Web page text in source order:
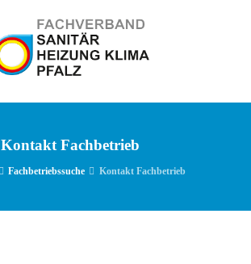
Kontakt Fachbetrieb
Fachbetriebssuche Kontakt Fachbetrieb